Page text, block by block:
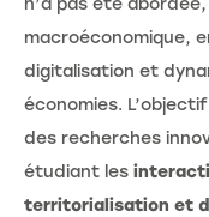
n’a pas été
macroéconomique,
digitalisation et
économies.
des recherches
étudiant les
territorialisation et